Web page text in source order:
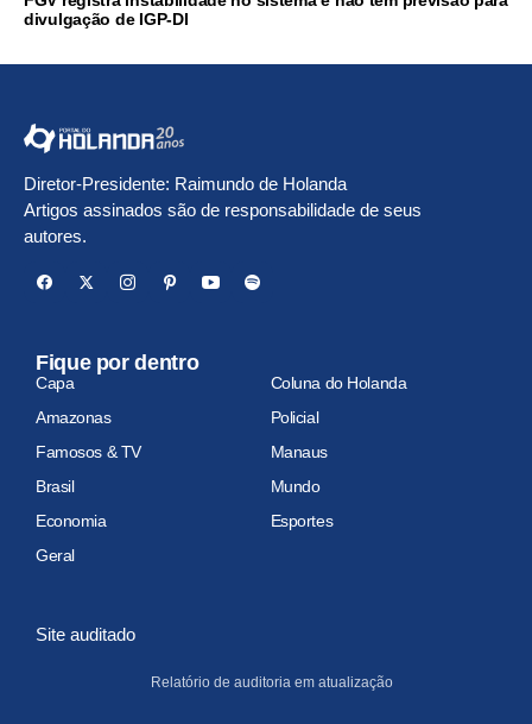
divulgação de IGP-DI
Diretor-Presidente: Raimundo de Holanda
Artigos assinados são de responsabilidade de seus
autores.
Fique por dentro
Capa
Coluna do Holanda
Amazonas
Policial
Famosos & TV
Manaus
Brasil
Mundo
Economia
Esportes
Geral
Site auditado
Relatório de auditoria em atualização